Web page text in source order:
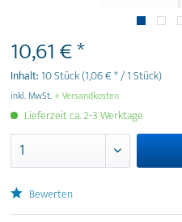
10,61 € *
Inhalt:10 Stück(1,06 € * / 1 Stück)
inkl. MwSt.+ Versandkosten
Lieferzeit ca. 2-3 Werktage
Bewerten